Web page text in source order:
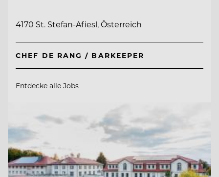
4170 St. Stefan-Afiesl, Österreich
CHEF DE RANG / BARKEEPER
Entdecke alle Jobs